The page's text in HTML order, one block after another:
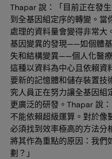
Thapar 說：「目前正在發
到全基因組定序的轉變。當
處理的資料量會變得非常大
基因變異的發現——如個體
失和結構變異——個人化醫
這種以資料為中心且依賴資
要新的記憶體和儲存裝置技
究人員正在努力讓全基因組
更廣泛的研發。Thapar 說
不能依賴超級運算。對於像
必須找到效率極高的方法分
將其作為重點的原因：我們
劃？」